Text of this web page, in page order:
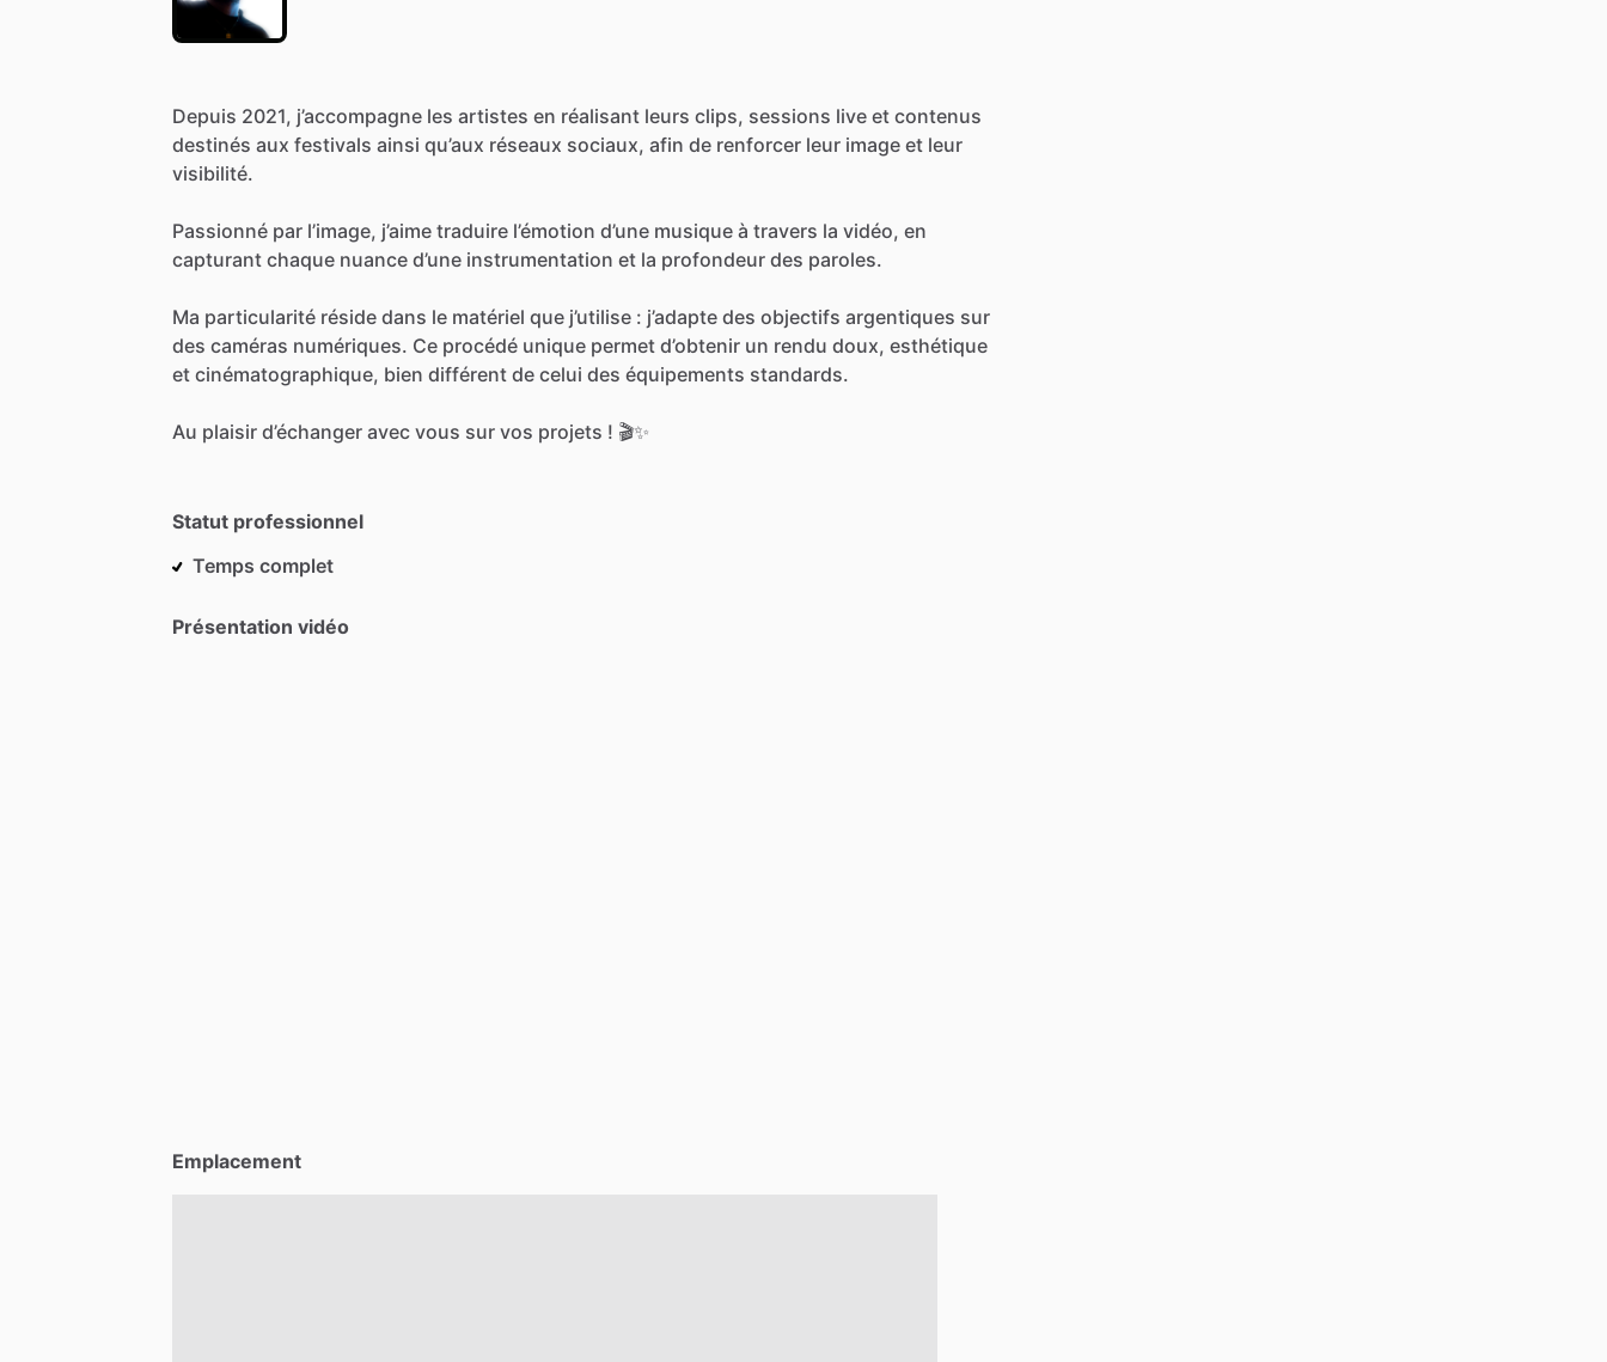
Depuis 2021, j’accompagne les artistes en réalisant leurs clips, sessions live et contenus
destinés aux festivals ainsi qu’aux réseaux sociaux, afin de renforcer leur image et leur
visibilité.
Passionné par l’image, j’aime traduire l’émotion d’une musique à travers la vidéo, en
capturant chaque nuance d’une instrumentation et la profondeur des paroles.
Ma particularité réside dans le matériel que j’utilise : j’adapte des objectifs argentiques sur
des caméras numériques. Ce procédé unique permet d’obtenir un rendu doux, esthétique
et cinématographique, bien différent de celui des équipements standards.
Au plaisir d’échanger avec vous sur vos projets ! 🎬✨
Statut professionnel
Temps complet
Présentation vidéo
Emplacement